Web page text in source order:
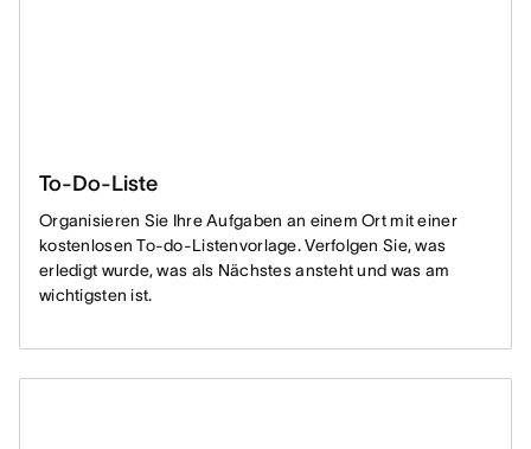
To-Do-Liste
Organisieren Sie Ihre Aufgaben an einem Ort mit einer
kostenlosen To-do-Listenvorlage. Verfolgen Sie, was
erledigt wurde, was als Nächstes ansteht und was am
wichtigsten ist.